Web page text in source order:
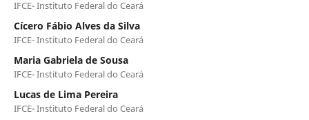
IFCE- Instituto Federal do Ceará
Cícero Fábio Alves da Silva
IFCE- Instituto Federal do Ceará
Maria Gabriela de Sousa
IFCE- Instituto Federal do Ceará
Lucas de Lima Pereira
IFCE- Instituto Federal do Ceará